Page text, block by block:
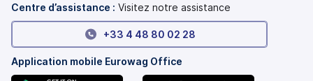
Centre d’assistance : Visitez notre assistance
+33 4 48 80 02 28
Application mobile Eurowag Office